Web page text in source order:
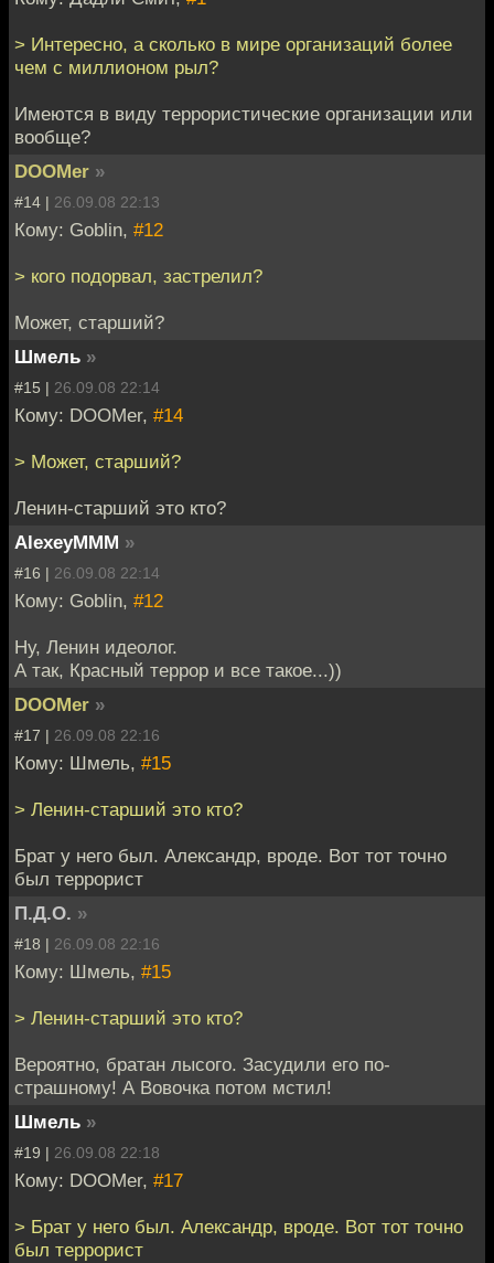
> Интересно, а сколько в мире организаций более
чем с миллионом рыл?
Имеются в виду террористические организации или
вообще?
DOOMer »
#14 | 26.09.08 22:13
Кому: Goblin, #12
> кого подорвал, застрелил?
Может, старший?
Шмель »
#15 | 26.09.08 22:14
Кому: DOOMer, #14
> Может, старший?
Ленин-старший это кто?
AlexeyMMM »
#16 | 26.09.08 22:14
Кому: Goblin, #12
Ну, Ленин идеолог.
А так, Красный террор и все такое...))
DOOMer »
#17 | 26.09.08 22:16
Кому: Шмель, #15
> Ленин-старший это кто?
Брат у него был. Александр, вроде. Вот тот точно
был террорист
П.Д.О. »
#18 | 26.09.08 22:16
Кому: Шмель, #15
> Ленин-старший это кто?
Вероятно, братан лысого. Засудили его по-
страшному! А Вовочка потом мстил!
Шмель »
#19 | 26.09.08 22:18
Кому: DOOMer, #17
> Брат у него был. Александр, вроде. Вот тот точно
был террорист